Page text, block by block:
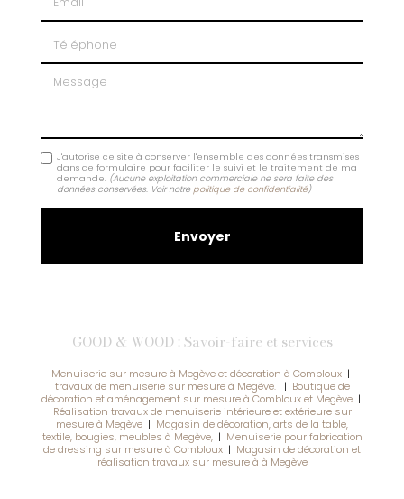
Téléphone
Message
J'autorise ce site à conserver l'ensemble des données transmises
dans ce formulaire pour faciliter le suivi et le traitement de ma
demande. (Aucune exploitation commerciale ne sera faite des
données conservées. Voir notre politique de confidentialité)
GOOD & WOOD : Savoir-faire et services
Menuiserie sur mesure à Megève et décoration à Combloux |
travaux de menuiserie sur mesure à Megève.
| Boutique de
décoration et aménagement sur mesure à Combloux et Megève|
Réalisation travaux de menuiserie intérieure et extérieure sur
mesure à Megève | Magasin de décoration, arts de la table,
textile, bougies, meubles à Megève,| Menuiserie pour fabrication
de dressing sur mesure à Combloux | Magasin de décoration et
réalisation travaux sur mesure à à Megève